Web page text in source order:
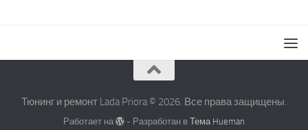
Тюнинг и ремонт Lada Priora © 2026. Все права защищены.
Работает на - Разработан вТема Hueman